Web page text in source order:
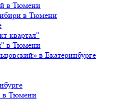
в Тюмени
в Тюмени
квартал"
в Тюмени
в Екатеринбурге
в Тюмени